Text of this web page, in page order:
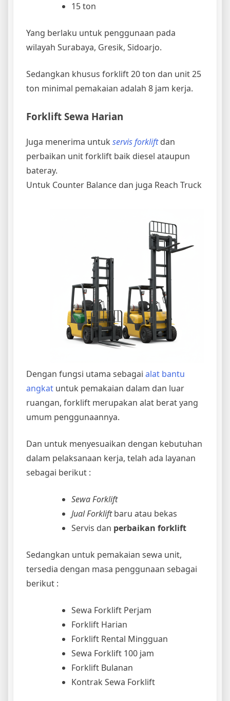
15 ton
​Yang berlaku untuk penggunaan pada
wilayah Surabaya, Gresik, Sidoarjo.
Sedangkan khusus forklift 20 ton dan unit 25
ton minimal pemakaian adalah 8 jam kerja.
Forklift Sewa Harian
Juga menerima untuk servis forkliftdan
perbaikan unit forklift baik diesel ataupun
bateray.
Untuk Counter Balance dan juga Reach Truck
Dengan fungsi utama sebagai alat bantu
angkat untuk pemakaian dalam dan luar
ruangan, forklift merupakan alat berat yang
umum penggunaannya.
Dan untuk menyesuaikan dengan kebutuhan
dalam pelaksanaan kerja, telah ada layanan
sebagai berikut :
Sewa Forklift
Jual Forkliftbaru atau bekas
Servis dan perbaikan forklift
Sedangkan untuk pemakaian sewa unit,
tersedia dengan masa penggunaan sebagai
berikut :
Sewa Forklift Perjam
Forklift Harian
Forklift Rental Mingguan
Sewa Forklift 100 jam
Forklift Bulanan
Kontrak Sewa Forklift